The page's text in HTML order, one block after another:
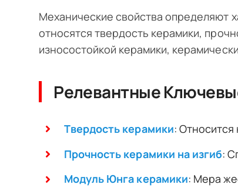
Механические свойства определяют
относятся твердость керамики,
износостойкой керамики,
Релевантные
Твердость керамики:
Прочность керамики на изгиб:
Модуль Юнга керамики: Мера